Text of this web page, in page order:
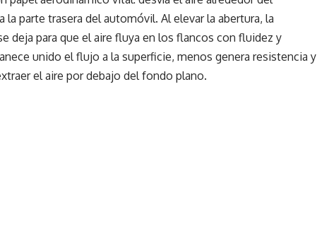
parte trasera del automóvil. Al elevar la abertura, la
deja para que el aire fluya en los flancos con fluidez y
unido el flujo a la superficie, menos genera resistencia y
el aire por debajo del fondo plano.